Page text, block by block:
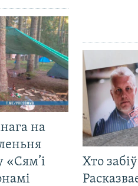
на
«Сям’і
Хто